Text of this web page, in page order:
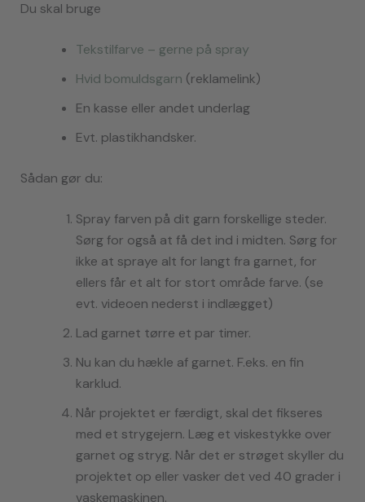
Du skal bruge
Tekstilfarve – gerne på spray
Hvid bomuldsgarn (reklamelink)
En kasse eller andet underlag
Evt. plastikhandsker.
Sådan gør du:
Spray farven på dit garn forskellige steder.
Sørg for også at få det ind i midten. Sørg for
ikke at spraye alt for langt fra garnet, for
ellers får et alt for stort område farve. (se
evt. videoen nederst i indlægget)
Lad garnet tørre et par timer.
Nu kan du hækle af garnet. F.eks. en fin
karklud.
Når projektet er færdigt, skal det fikseres
med et strygejern. Læg et viskestykke over
garnet og stryg. Når det er strøget skyller du
projektet op eller vasker det ved 40 grader i
vaskemaskinen.